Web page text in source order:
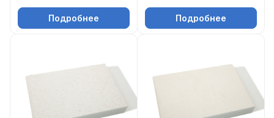
Подробнее Подробнее